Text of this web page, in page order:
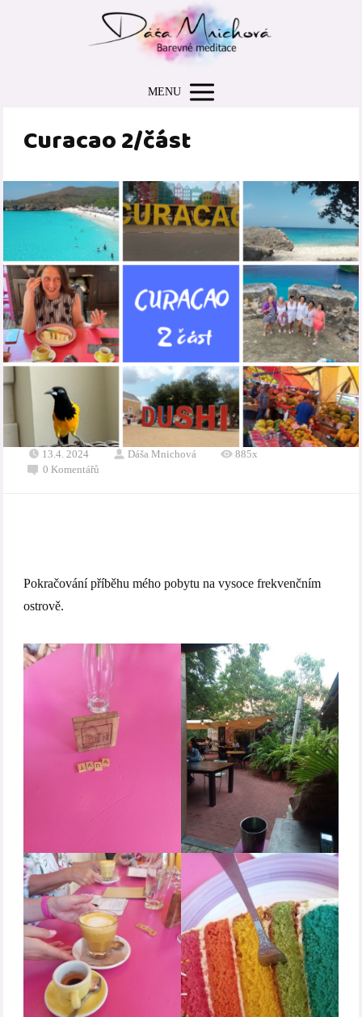
MENU
Curacao 2/část
13.4. 2024 Dáša Mnichová
885x
0 Komentářů
Pokračování příběhu mého pobytu na vysoce frekvenčním
ostrově.